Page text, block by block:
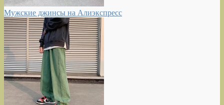
Мужские джинсы на Алиэкспресс